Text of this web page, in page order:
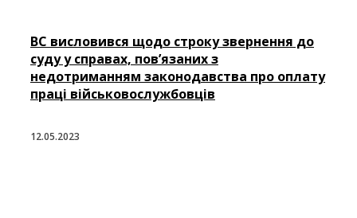
ВС висловився щодо строку звернення до
суду у справах, пов’язаних з
недотриманням законодавства про оплату
праці військовослужбовців
12.05.2023